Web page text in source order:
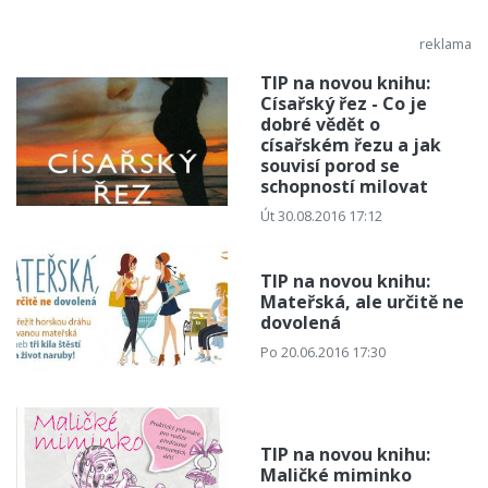
TIP na novou knihu:
Císařský řez - Co je
dobré vědět o
císařském řezu a jak
souvisí porod se
schopností milovat
Út 30.08.2016 17:12
TIP na novou knihu:
Mateřská, ale určitě ne
dovolená
Po 20.06.2016 17:30
TIP na novou knihu:
Maličké miminko